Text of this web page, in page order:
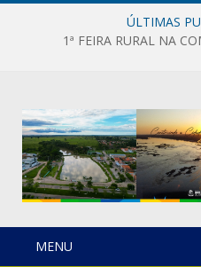
ÚLTIMAS
1ª FEIRA RURAL NA
MENU